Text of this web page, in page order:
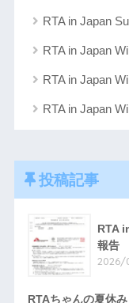
RTA in Japan
RTA in Japan
RTA in Japan
RTA in Japan
投稿記事
RTA
報告
2026/
RTAちゃんの夏休